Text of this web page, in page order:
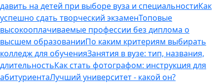
давить на детей при выборе вуза и специальностиКак
успешно сдать творческий экзаменТоповые
высокооплачиваемые профессии без диплома о
высшем образованииПо каким критериям выбирать
колледж для обученияЗанятия в вузе: тип, названия,
длительностьКак стать фотографом: инструкция для
абитуриентаЛучший университет - какой он?